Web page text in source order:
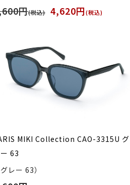
円(税込) 4,620円(税込)
MIKI Collection CAO-3315U グ
63
グレー 63）